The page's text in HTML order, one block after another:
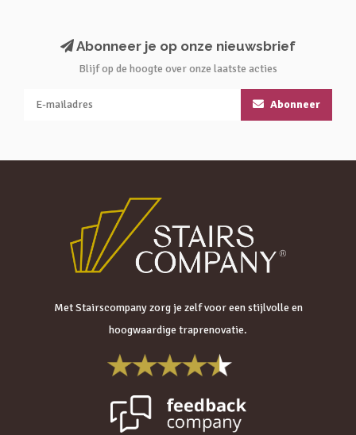
Abonneer je op onze nieuwsbrief
Blijf op de hoogte over onze laatste acties
Abonneer
Met Stairscompany zorg je zelf voor een stijlvolle en
hoogwaardige traprenovatie.